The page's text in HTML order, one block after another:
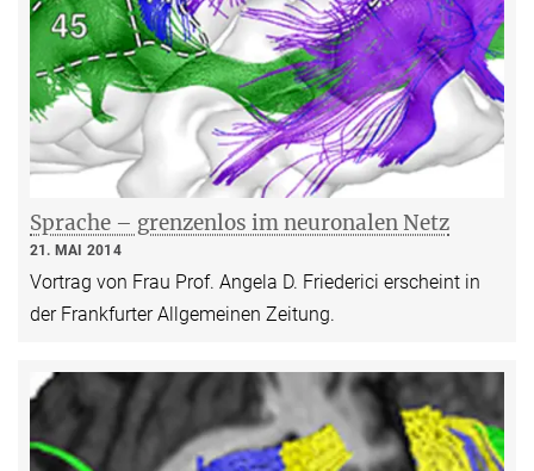
Sprache – grenzenlos im neuronalen Netz
21. MAI 2014
Vortrag von Frau Prof. Angela D. Friederici erscheint in
der Frankfurter Allgemeinen Zeitung.